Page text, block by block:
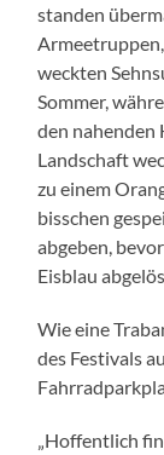
standen
weckten
Sommer,
den nahenden
Landschaft
zu einem
bisschen
abgeben,
Eisblau
Wie eine
des Festivals
„Hoffentlich